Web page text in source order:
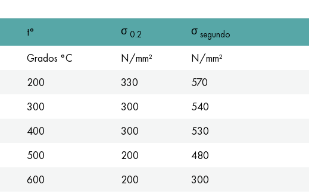
t° σ 0.2 σ segundo
Grados °C N/mm² N/mm²
200 330 570
300 300 540
400 300 530
500 200 480
600 200 300